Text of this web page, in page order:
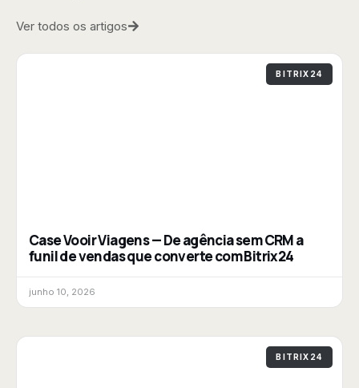
Ver todos os artigos
BITRIX24
Case Vooir Viagens — De agência sem CRM a
funil de vendas que converte com Bitrix24
junho 10, 2026
BITRIX24